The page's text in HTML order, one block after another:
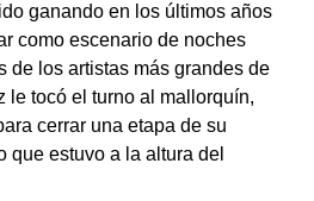
ganando en los últimos años
como escenario de noches
de los artistas más grandes de
le tocó el turno al mallorquín,
cerrar una etapa de su
que estuvo a la altura del